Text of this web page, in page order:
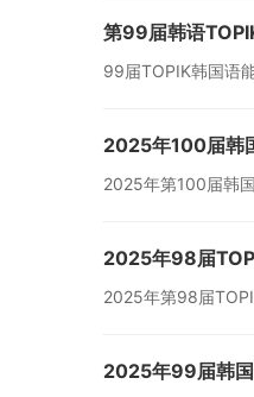
第99届韩语
99届TOPIK韩国语
2025年100届韩
2025年第100届韩
2025年98届
2025年第98届
2025年99届韩